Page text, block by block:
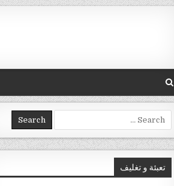
Search for:
تعبئة و تغليف